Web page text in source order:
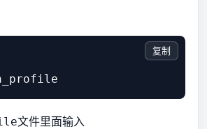
复制
文件里面输入